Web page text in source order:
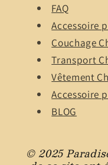
FAQ
Accessoire
Couchage
Transport
Vêtement
Accessoire
BLOG
© 2025